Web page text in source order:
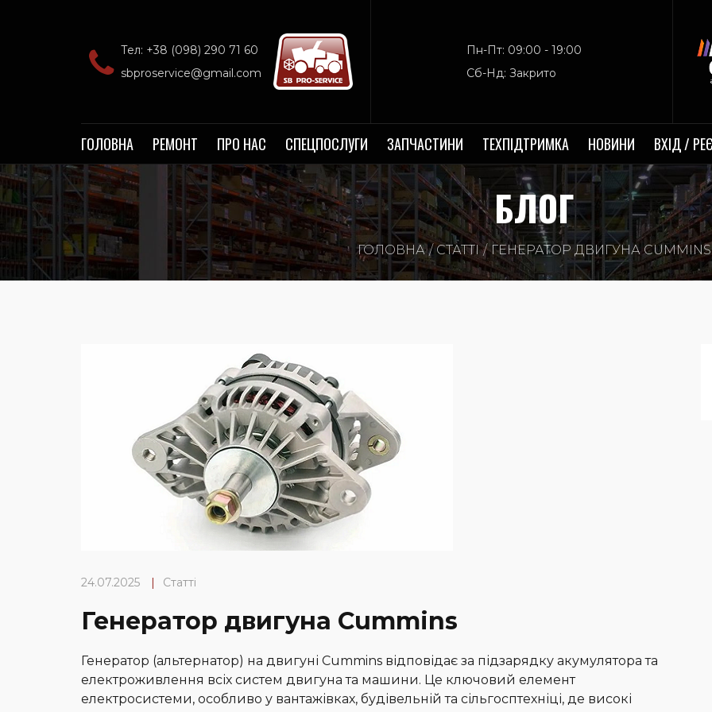
Тел: +38 (098) 290 71 60‬
sbproservice@gmail.com
Пн-Пт: 09:00 - 19:00
Сб-Нд: Закрито
ГОЛОВНА РЕМОНТ ПРО НАС СПЕЦПОСЛУГИ ЗАПЧАСТИНИ ТЕХПІДТРИМКА НОВИНИ ВХІД /
БЛОГ
ГОЛОВНА СТАТТІ ГЕНЕРАТОР ДВИГУНА CUMMINS
24.07.2025 Статті
Генератор двигуна Cummins
Генератор (альтернатор) на двигуні Cummins відповідає за підзарядку акумулятора та
електроживлення всіх систем двигуна та машини. Це ключовий елемент
електросистеми, особливо у вантажівках, будівельній та сільгосптехніці, де високі